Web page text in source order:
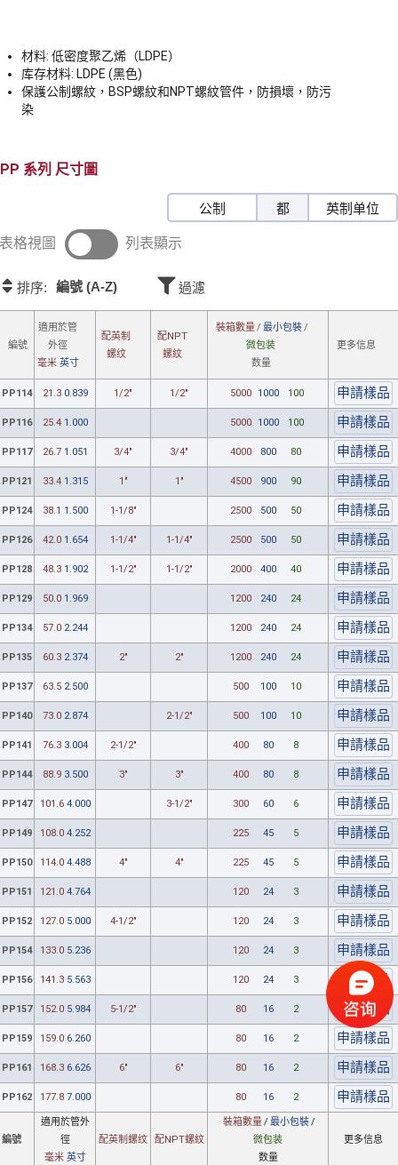
材料: 低密度聚乙烯（LDPE）
库存材料: LDPE (黑色)
保護公制螺紋，BSP螺紋和NPT螺紋管件，防損壞，防污
染
PP 尺寸圖
公制 都 英制单位
表格視圖 列表顯示
排序: 編號 (A-Z) 過濾
編號
適用於管
外徑
毫米 英寸
配英制
螺纹
配NPT
螺紋
裝箱數量/ 最小包裝/
微包装
数量
更多信息
PP114 21.3 0.839 1/2" 1/2" 5000 1000 100
PP116 25.4 1.000 5000 1000 100
PP117 26.7 1.051 3/4" 3/4" 4000 800 80
PP121 33.4 1.315 1" 1" 4500 900 90
PP124 38.1 1.500 1-1/8" 2500 500 50
PP126 42.0 1.654 1-1/4" 1-1/4" 2500 500 50
PP128 48.3 1.902 1-1/2" 1-1/2" 2000 400 40
PP129 50.0 1.969 1200 240 24
PP134 57.0 2.244 1200 240 24
PP135 60.3 2.374 2" 2" 1200 240 24
PP137 63.5 2.500 500 100 10
PP140 73.0 2.874 2-1/2" 500 100 10
PP141 76.3 3.004 2-1/2" 400 80 8
PP144 88.9 3.500 3" 3" 400 80 8
PP147 101.6 4.000 3-1/2" 300 60 6
PP149 108.0 4.252 225 45 5
PP150 114.0 4.488 4" 4" 225 45 5
PP151 121.0 4.764 120 24 3
PP152 127.0 5.000 4-1/2" 120 24 3
PP154 133.0 5.236 120 24 3
PP156 141.3 5.563 120 24 3
PP157 152.0 5.984 5-1/2" 80 16 2
PP159 159.0 6.260 80 16 2
PP161 168.3 6.626 6" 6" 80 16 2
PP162 177.8 7.000 80 16 2
編號
適用於管外
徑
毫米 英寸
配英制螺纹 配NPT螺紋
裝箱數量/ 最小包裝/
微包装
数量
更多信息